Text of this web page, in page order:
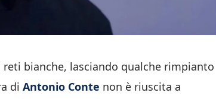
bianche, lasciando qualche rimpianto
di Antonio Conte non è riuscita a